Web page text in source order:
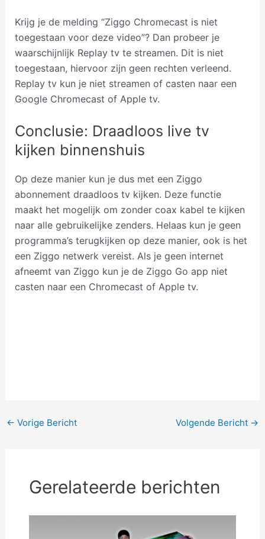
Krijg je de melding “Ziggo Chromecast is niet
toegestaan voor deze video”? Dan probeer je
waarschijnlijk Replay tv te streamen. Dit is niet
toegestaan, hiervoor zijn geen rechten verleend.
Replay tv kun je niet streamen of casten naar een
Google Chromecast of Apple tv.
Conclusie: Draadloos live tv
kijken binnenshuis
Op deze manier kun je dus met een Ziggo
abonnement draadloos tv kijken. Deze functie
maakt het mogelijk om zonder coax kabel te kijken
naar alle gebruikelijke zenders. Helaas kun je geen
programma’s terugkijken op deze manier, ook is het
een Ziggo netwerk vereist. Als je geen internet
afneemt van Ziggo kun je de Ziggo Go app niet
casten naar een Chromecast of Apple tv.
Bericht
← Vorige Bericht Volgende Bericht →
Gerelateerde berichten